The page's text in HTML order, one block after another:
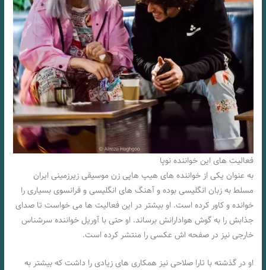
فعالیت های این خواننده نوپا
به عنوان یکی از خواننده های هیپ هاپی زن موسیقی زیرزمینی ایران
مسلط به زبان انگلیسی بوده و آهنگ های انگلیسی و فرانسوی بسیاری را
خوانده و کاور کرده است. او بیشتر در این فعالیت ها می خواست تا صدای
جذابش را به گوش هوادارانش برساند. او حتی با آوریل خواننده سرشناس
خارجی نیز در صفحه‌ اش عکسی را منتشر کرده است.
او در گذشته با تارا صلاحی نیز همکاری های زیادی را داشت که بیشتر به